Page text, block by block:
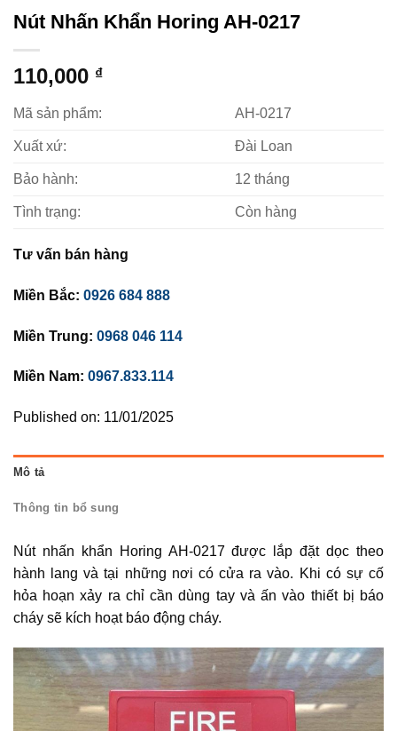
Nút Nhấn Khẩn Horing AH-0217
110,000 ₫
Mã sản phẩm: AH-0217
Xuất xứ: Đài Loan
Bảo hành: 12 tháng
Tình trạng: Còn hàng
Tư vấn bán hàng
Miền Bắc: 0926 684 888
Miền Trung: 0968 046 114
Miền Nam: 0967.833.114
Published on: 11/01/2025
Mô tả
Thông tin bổ sung
Nút nhấn khẩn Horing AH-0217 được lắp đặt dọc theo
hành lang và tại những nơi có cửa ra vào. Khi có sự cố
hỏa hoạn xảy ra chỉ cần dùng tay và ấn vào thiết bị báo
cháy sẽ kích hoạt báo động cháy.